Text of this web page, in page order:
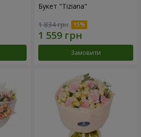
Букет "Tiziana"
1 834 грн
Замовити